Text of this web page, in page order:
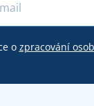
o zpracování